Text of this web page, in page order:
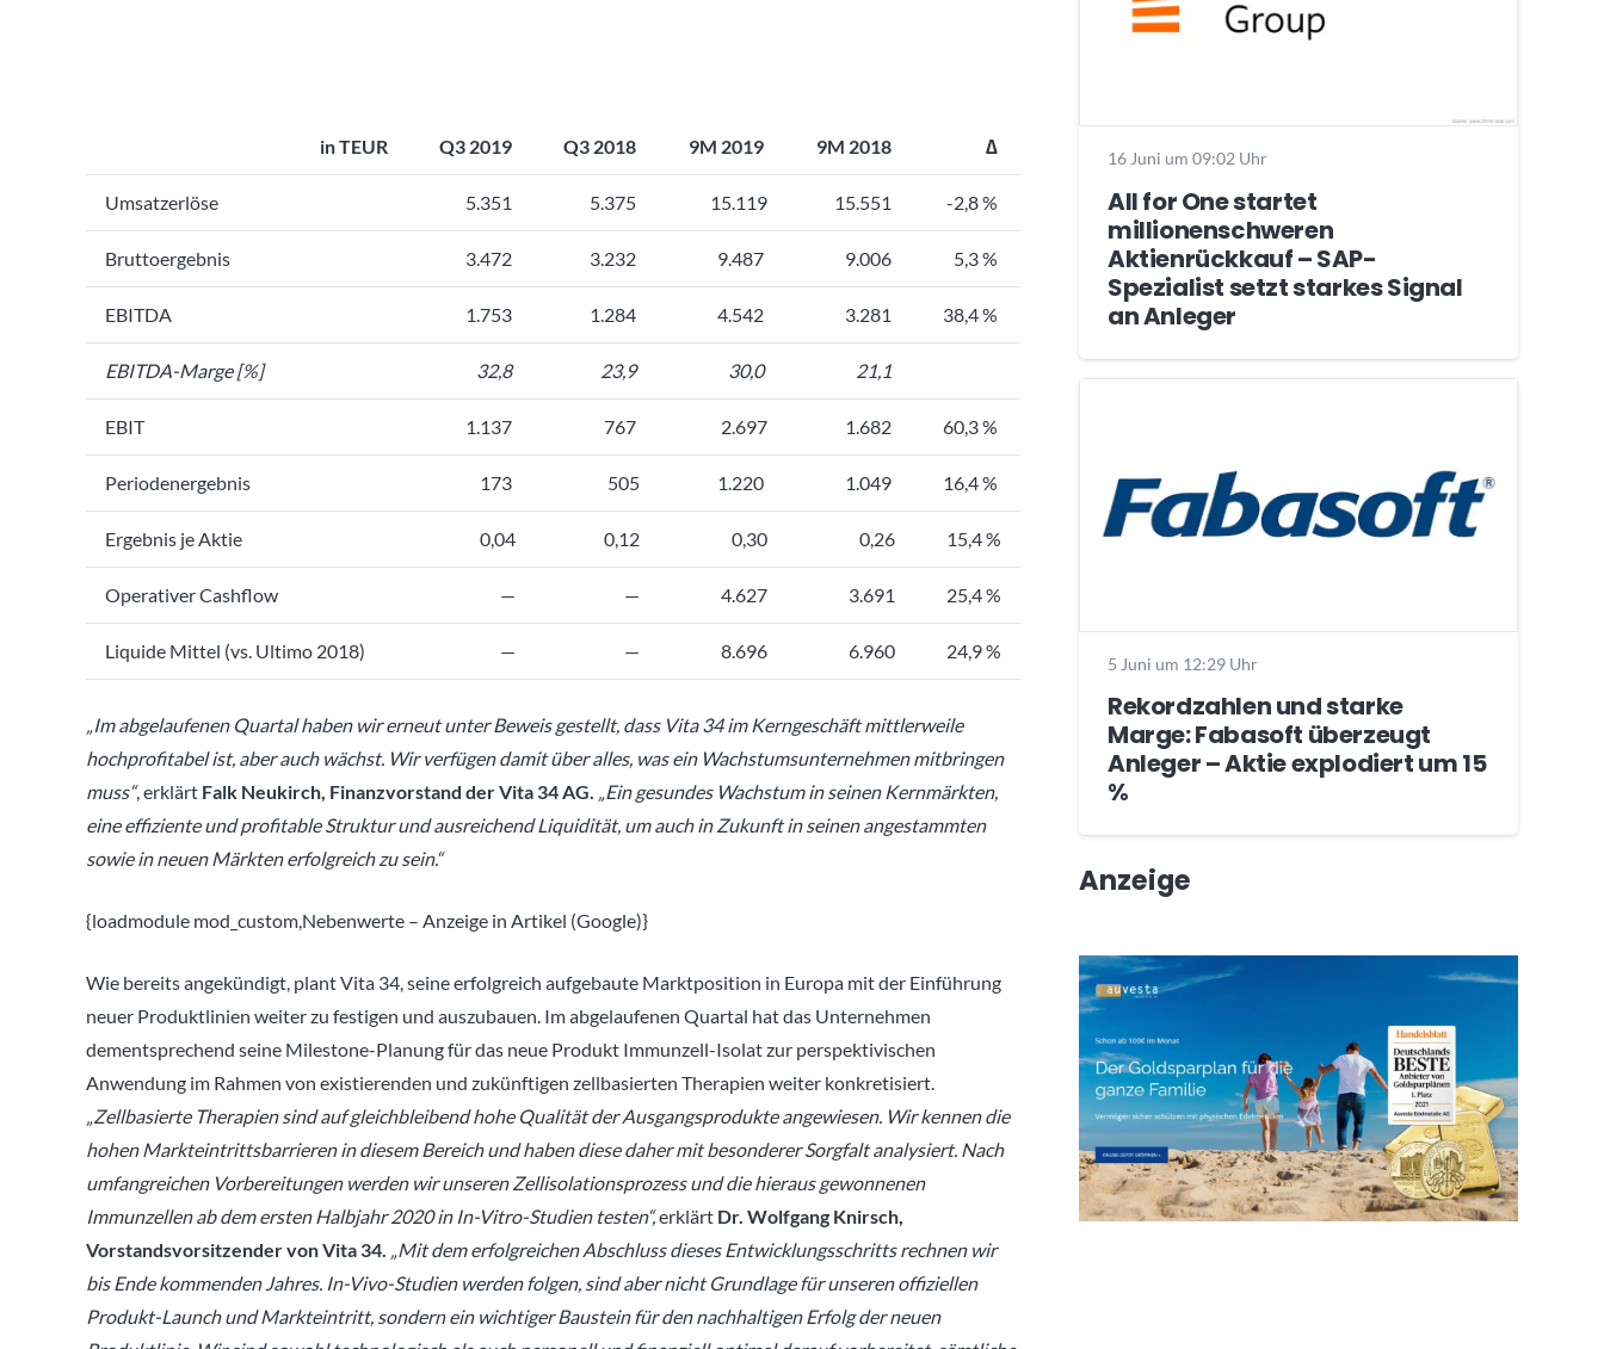
in TEUR Q3 2019 Q3 2018 9M 2019 9M 2018 ∆
Umsatzerlöse 5.351 5.375 15.119 15.551 -2,8 %
Bruttoergebnis 3.472 3.232 9.487 9.006 5,3 %
EBITDA 1.753 1.284 4.542 3.281 38,4 %
EBITDA-Marge [%] 32,8 23,9 30,0 21,1
EBIT 1.137 767 2.697 1.682 60,3 %
Periodenergebnis 173 505 1.220 1.049 16,4 %
Ergebnis je Aktie 0,04 0,12 0,30 0,26 15,4 %
Operativer Cashflow — — 4.627 3.691 25,4 %
Liquide Mittel (vs. Ultimo 2018) — — 8.696 6.960 24,9 %
„Im abgelaufenen Quartal haben wir erneut unter Beweis gestellt, dass Vita 34 im Kerngeschäft mittlerweile
hochprofitabel ist, aber auch wächst. Wir verfügen damit über alles, was ein Wachstumsunternehmen mitbringen
muss“, erklärt Falk Neukirch, Finanzvorstand der Vita 34 AG. „Ein gesundes Wachstum in seinen Kernmärkten,
eine effiziente und profitable Struktur und ausreichend Liquidität, um auch in Zukunft in seinen angestammten
sowie in neuen Märkten erfolgreich zu sein.“
{loadmodule mod_custom,Nebenwerte – Anzeige in Artikel (Google)}
Wie bereits angekündigt, plant Vita 34, seine erfolgreich aufgebaute Marktposition in Europa mit der Einführung
neuer Produktlinien weiter zu festigen und auszubauen. Im abgelaufenen Quartal hat das Unternehmen
dementsprechend seine Milestone-Planung für das neue Produkt Immunzell-Isolat zur perspektivischen
Anwendung im Rahmen von existierenden und zukünftigen zellbasierten Therapien weiter konkretisiert.
„Zellbasierte Therapien sind auf gleichbleibend hohe Qualität der Ausgangsprodukte angewiesen. Wir kennen die
hohen Markteintrittsbarrieren in diesem Bereich und haben diese daher mit besonderer Sorgfalt analysiert. Nach
umfangreichen Vorbereitungen werden wir unseren Zellisolationsprozess und die hieraus gewonnenen
Immunzellen ab dem ersten Halbjahr 2020 in In-Vitro-Studien testen“,erklärt Dr. Wolfgang Knirsch,
Vorstandsvorsitzender von Vita 34. „Mit dem erfolgreichen Abschluss dieses Entwicklungsschritts rechnen wir
bis Ende kommenden Jahres. In-Vivo-Studien werden folgen, sind aber nicht Grundlage für unseren offiziellen
Produkt-Launch und Markteintritt, sondern ein wichtiger Baustein für den nachhaltigen Erfolg der neuen
16 Juni um 09:02 Uhr
All for One startet
millionenschweren
Aktienrückkauf – SAP-
Spezialist setzt starkes Signal
an Anleger
5 Juni um 12:29 Uhr
Rekordzahlen und starke
Marge: Fabasoft überzeugt
Anleger – Aktie explodiert um 15
%
Anzeige